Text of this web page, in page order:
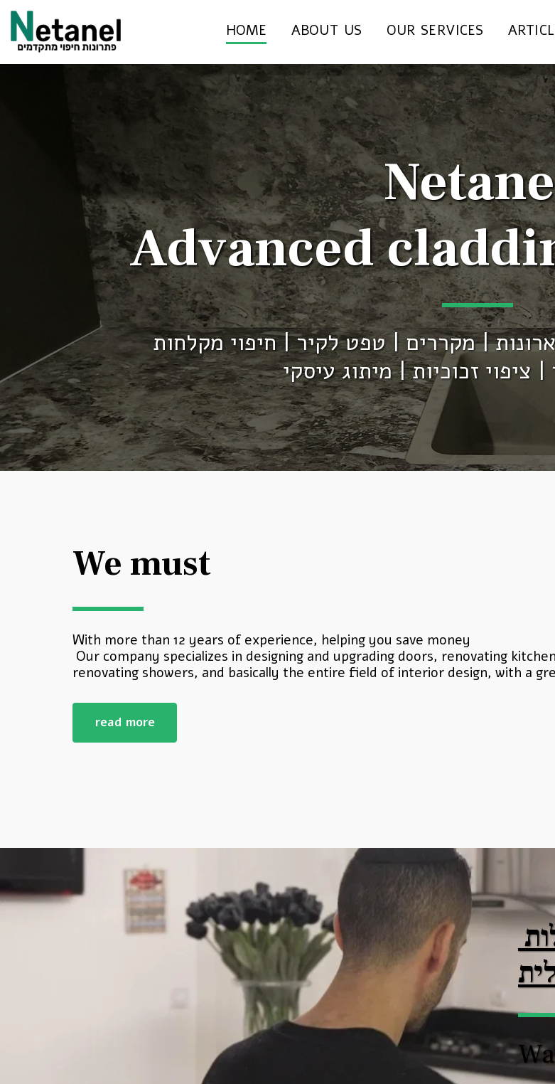
HOME ABOUT US OUR SERVICES
Advanced
ציפוי זכוכיות | מיתוג עיסקי
We must
With more than 12 years of experience, helping you save money
renovating showers, and basically the entire field of interior design, with a
read more
איך משדרגים את הבית בעלות